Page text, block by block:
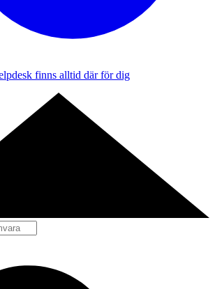
finns alltid där för dig